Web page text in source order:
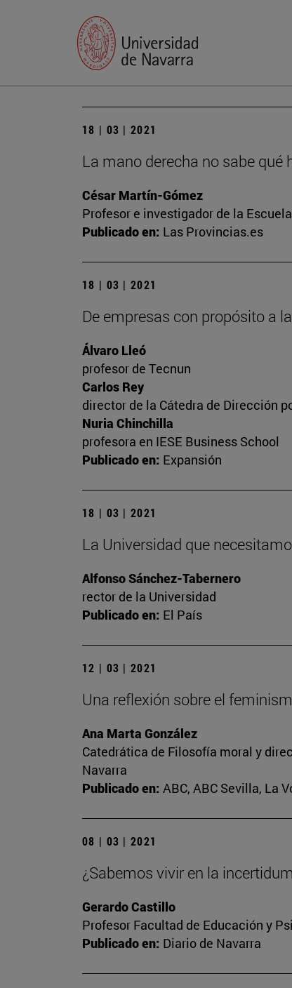
18 | 03 | 2021
La mano derecha no sabe qué
César Martín-Gómez
Profesor e investigador de la
Publicado en: Las Provincias.es
18 | 03 | 2021
De empresas con propósito a
Álvaro Lleó
profesor de Tecnun
Carlos Rey
director de la Cátedra de Dirección
Nuria Chinchilla
profesora en IESE Business School
Publicado en: Expansión
18 | 03 | 2021
La Universidad que
Alfonso Sánchez-Tabernero
rector de la Universidad
Publicado en: El País
12 | 03 | 2021
Una reflexión sobre el
Ana Marta González
Catedrática de Filosofía moral y
Navarra
Publicado en: ABC, ABC Sevilla, La
08 | 03 | 2021
¿Sabemos vivir en la
Gerardo Castillo
Profesor Facultad de Educación y
Publicado en: Diario de Navarra